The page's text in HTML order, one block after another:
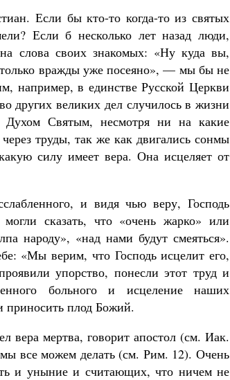
Если бы кто-то когда-то из святых
Если б несколько лет назад люди,
слова своих знакомых: «Ну куда вы,
вражды уже посеяно», — мы бы не
например, в единстве Русской Церкви
других великих дел случилось в жизни
Святым, несмотря ни на какие
труды, так же как двигались сонмы
силу имеет вера. Она исцеляет от
и видя чью веру, Господь
сказать, что «очень жарко» или
народу», «над нами будут смеяться».
«Мы верим, что Господь исцелит его,
упорство, понесли этот труд и
больного и исцеление наших
приносить плод Божий.
вера мертва, говорит апостол (см. Иак.
все можем делать (см. Рим. 12). Очень
и уныние и считающих, что ничем не